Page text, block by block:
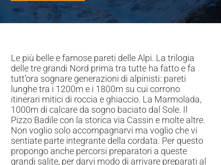
Le più belle e famose pareti delle Alpi. La trilogia
delle tre grandi Nord prima tra tutte ha fatto e fa
tutt’ora sognare generazioni di alpinisti: pareti
lunghe tra i 1200m e i 1800m su cui corrono
itinerari mitici di roccia e ghiaccio. La Marmolada,
1000m di calcare da sogno baciato dal Sole. Il
Pizzo Badile con la storica via Cassin e molte altre.
Non voglio solo accompagnarvi ma voglio che vi
sentiate parte integrante della cordata. Per questo
propongo anche percorsi preparatori a queste
grandi salite, per darvi modo di arrivare preparati al